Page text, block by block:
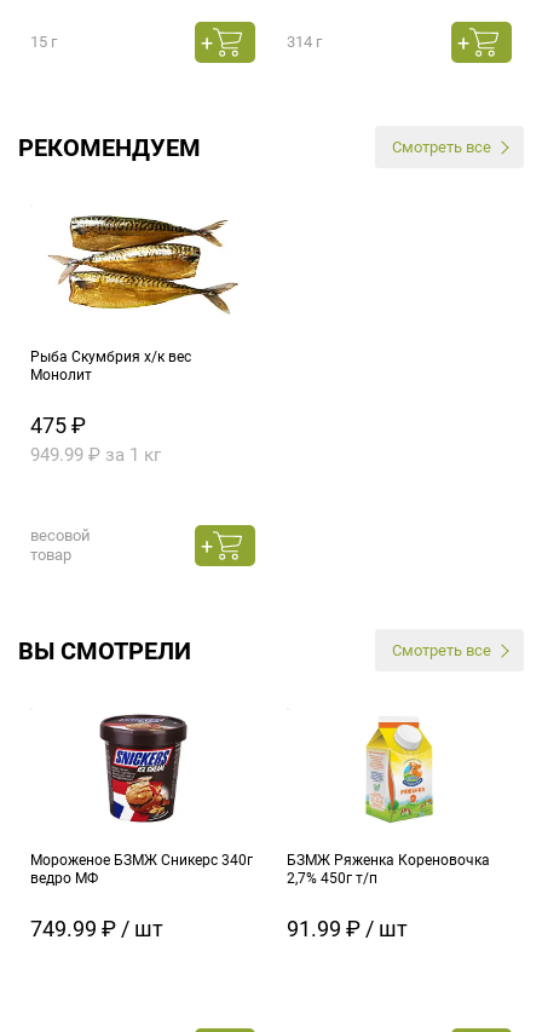
15 г 314 г
РЕКОМЕНДУЕМ Смотреть все
Рыба Скумбрия х/к вес
Монолит
475 ₽
949.99 ₽ за 1 кг
весовой
товар
ВЫ СМОТРЕЛИ Смотреть все
Мороженое БЗМЖ Сникерс 340г
ведро МФ
749.99 ₽ / шт
БЗМЖ Ряженка Кореновочка
2,7% 450г т/п
91.99 ₽ / шт